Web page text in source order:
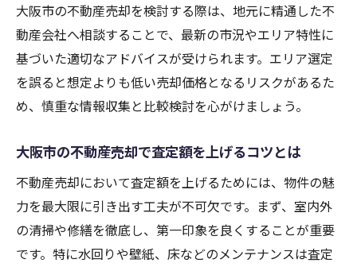
大阪市の不動産売却を検討する際は、地元に精通した不
動産会社へ相談することで、最新の市況やエリア特性に
基づいた適切なアドバイスが受けられます。エリア選定
を誤ると想定よりも低い売却価格となるリスクがあるた
め、慎重な情報収集と比較検討を心がけましょう。
大阪市の不動産売却で査定額を上げるコツとは
不動産売却において査定額を上げるためには、物件の魅
力を最大限に引き出す工夫が不可欠です。まず、室内外
の清掃や修繕を徹底し、第一印象を良くすることが重要
です。特に水回りや壁紙、床などのメンテナンスは査定